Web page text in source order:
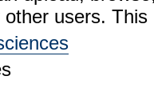
users. This